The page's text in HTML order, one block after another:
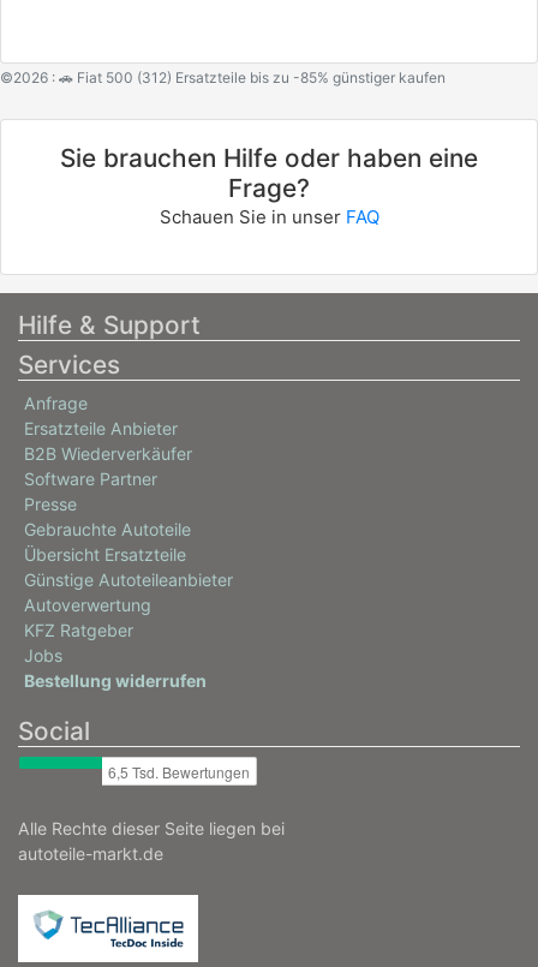
©2026 : 🚗 Fiat 500 (312) Ersatzteile bis zu -85% günstiger kaufen
Sie brauchen Hilfe oder haben eine
Frage?
Schauen Sie in unser FAQ
Hilfe & Support
Services
Anfrage
Ersatzteile Anbieter
B2B Wiederverkäufer
Software Partner
Presse
Gebrauchte Autoteile
Übersicht Ersatzteile
Günstige Autoteileanbieter
Autoverwertung
KFZ Ratgeber
Jobs
Bestellung widerrufen
Social
Alle Rechte dieser Seite liegen bei
autoteile-markt.de